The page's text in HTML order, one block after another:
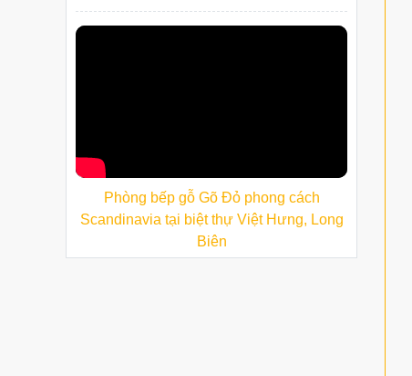
Phòng bếp gỗ Gõ Đỏ phong cách
Scandinavia tại biệt thự Việt Hưng, Long
Biên